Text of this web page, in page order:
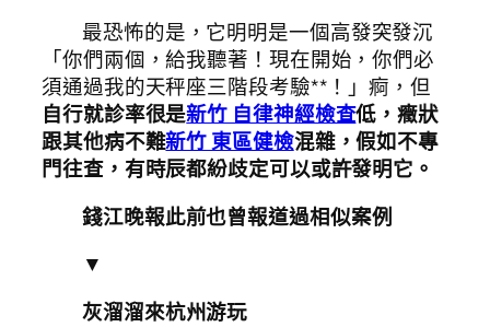
最恐怖的是，它明明是一個高發突發沉
「你們兩個，給我聽著！現在開始，你們必
須通過我的天秤座三階段考驗**！」痾，但
自行就診率很是新竹 自律神經檢查低，癥狀
跟其他病不難新竹 東區健檢混雜，假如不專
門往查，有時辰都紛歧定可以或許發明它。
錢江晚報此前也曾報道過相似案例
▼
灰溜溜來杭州游玩